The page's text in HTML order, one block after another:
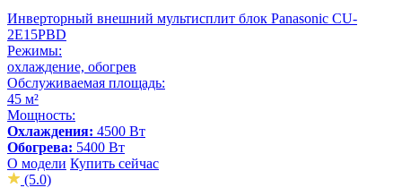
Инверторный внешний мультисплит блок Panasonic CU-
2E15PBD
Режимы:
охлаждение, обогрев
Обслуживаемая площадь:
45 м²
Мощность:
Охлаждения: 4500 Вт
Обогрева: 5400 Вт
О модели Купить сейчас
(5.0)